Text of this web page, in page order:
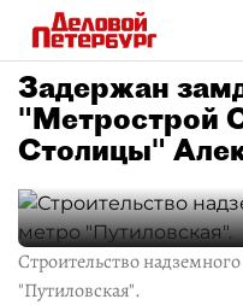
Задержан
"Метрострой
Столицы"
Строительство
"Путиловская".